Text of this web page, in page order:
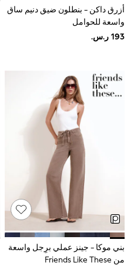
12-14 years
15+ years
Jeans
Jumpsuits & Playsuits
All Girl's New In
Kid's Top Picks
Top & Bottom Sets
Summer Dresses
Polka Dots
THE SET
World Cup
Knitwear
Loungewear
Nightwear & Pyjamas
Occasionwear
Pants & Leggings
Schoolwear
Sets & Outfits
Shirts & Blouses
أزرق داكن - بنطلون ضيق دنيم ساق
واسعة للحوامل
بني موكا - جينز عملي برِجل واسعة
من Friends Like These